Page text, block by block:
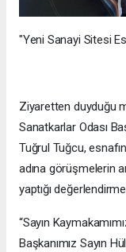
"Yeni Sanayi Sitesi
Ziyaretten duyduğu
Sanatkarlar Odası
Tuğrul Tuğcu,
adına görüşmelerin
yaptığı
“Sayın
Başkanımız Sayın